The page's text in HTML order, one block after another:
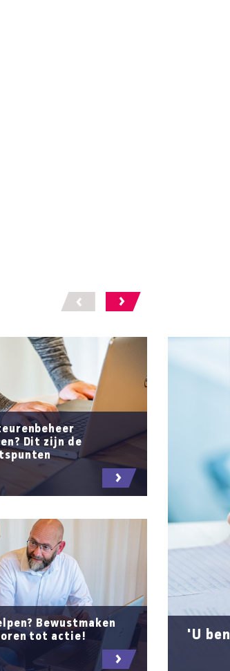
Dit zijn de
Bewustmaken
tot actie!
'U